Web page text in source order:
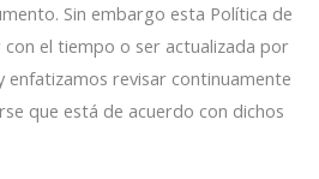
Sin embargo esta Política de
el tiempo o ser actualizada por
enfatizamos revisar continuamente
que está de acuerdo con dichos